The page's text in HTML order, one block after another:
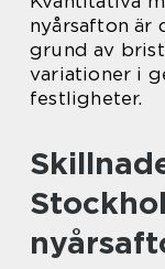
nyårsafton är
grund av
variationer i
festligheter.